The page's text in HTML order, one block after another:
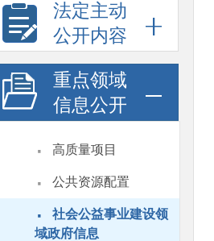
法定主动
公开内容
重点领域
信息公开
· 高质量项目
· 公共资源配置
·
社会公益事业建设领
域政府信息